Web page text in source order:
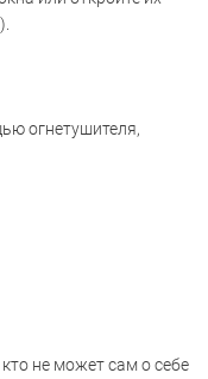
огнетушителя,
не может сам о себе